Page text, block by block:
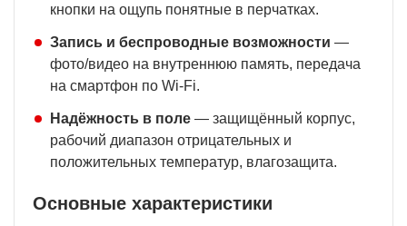
кнопки на ощупь понятные в перчатках.
Запись и беспроводные возможности —
фото/видео на внутреннюю память, передача
на смартфон по Wi-Fi.
Надёжность в поле — защищённый корпус,
рабочий диапазон отрицательных и
положительных температур, влагозащита.
Основные характеристики